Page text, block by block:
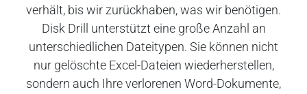
verhält, bis wir zurückhaben, was wir benötigen.
Disk Drill unterstützt eine große Anzahl an
unterschiedlichen Dateitypen. Sie können nicht
nur gelöschte Excel-Dateien wiederherstellen,
sondern auch Ihre verlorenen Word-Dokumente,